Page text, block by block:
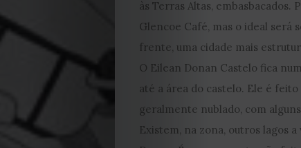
às Terras Altas,
Glencoe Café, mas o ideal será
frente, uma cidade mais
O Eilean Donan Castelo fica
até a área do castelo. Ele é
geralmente nublado, com
Existem, na zona, outros lagos